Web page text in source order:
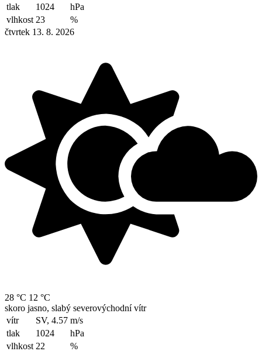
tlak
1024
hPa
vlhkost 23
%
čtvrtek 13. 8. 2026
28 °C 12 °C
skoro jasno, slabý severovýchodní vítr
vítr
SV, 4.57 m/s
tlak
1024
hPa
vlhkost 22 %